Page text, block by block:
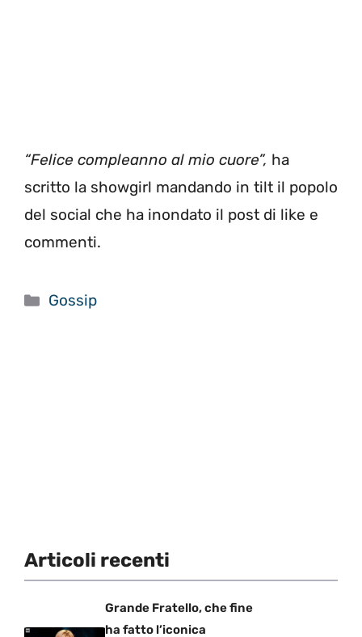
“Felice compleanno al mio cuore”, ha
scritto la showgirl mandando in tilt il popolo
del social che ha inondato il post di like e
commenti.
Categorie
Gossip
Articoli recenti
Grande Fratello, che fine
ha fatto l’iconica